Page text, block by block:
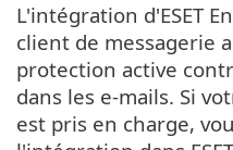
L'intégration d'ESET
client de messagerie
protection active
dans les e-mails. Si
est pris en charge,